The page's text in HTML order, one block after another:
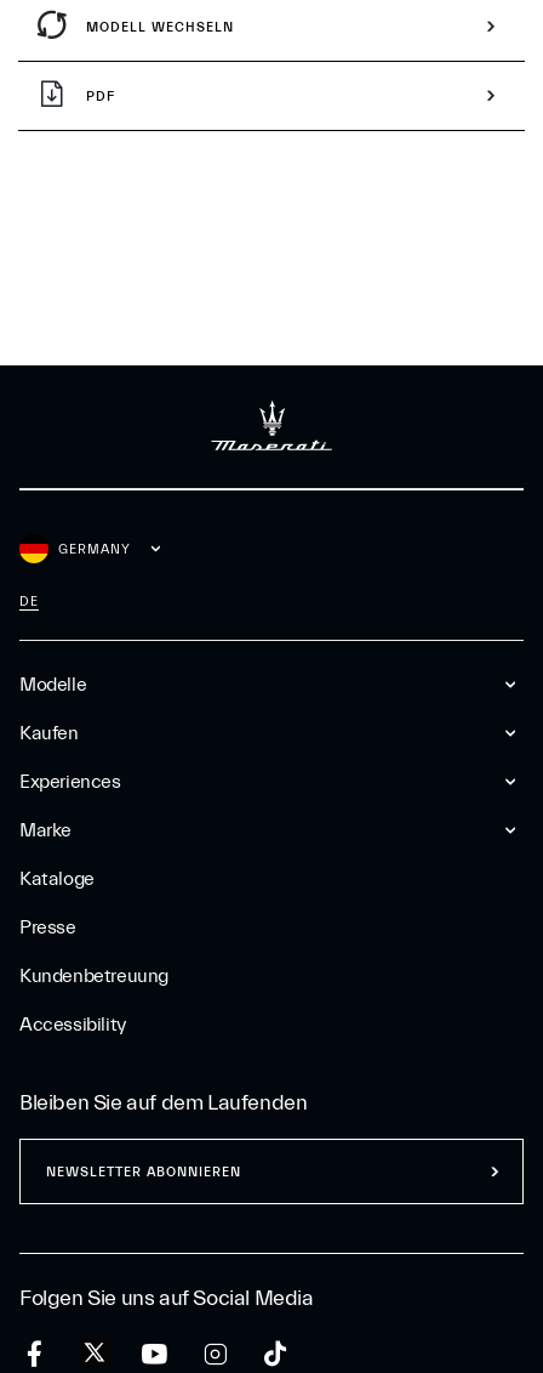
MODELL WECHSELN
PDF
Modelle
Kaufen
Experiences
Marke
Kataloge
Presse
Kundenbetreuung
Accessibility
GERMANY
DE
Folgen Sie uns auf Social Media
Bleiben Sie auf dem Laufenden
NEWSLETTER ABONNIEREN